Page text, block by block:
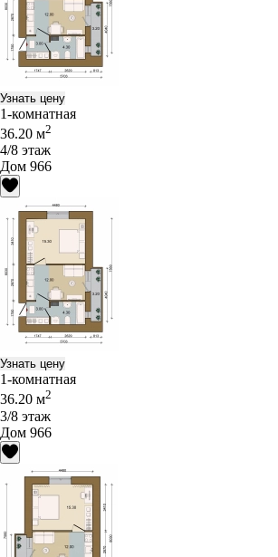
Узнать цену
1-комнатная
36.20 м2
4/8 этаж
Дом 966
Узнать цену
1-комнатная
36.20 м2
3/8 этаж
Дом 966